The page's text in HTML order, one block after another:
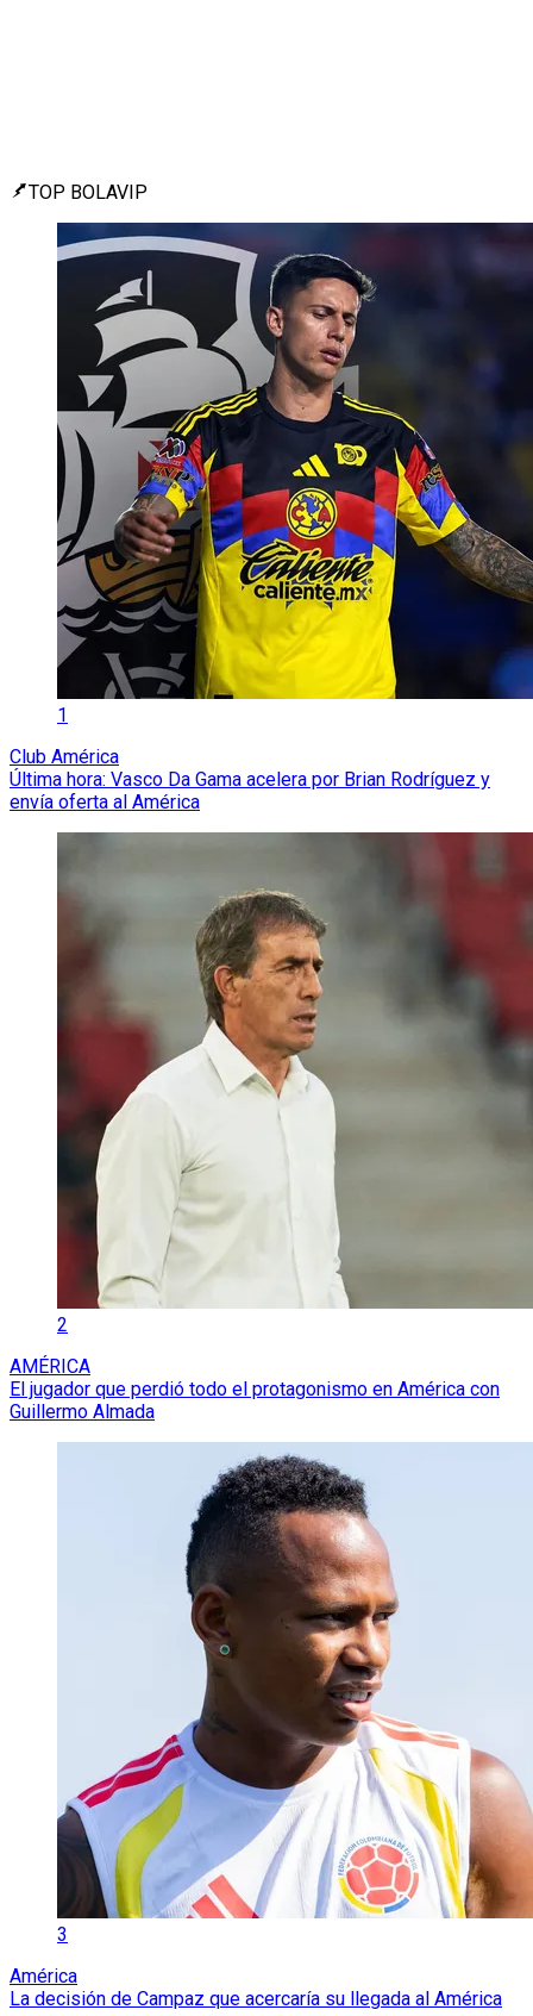
TOP BOLAVIP
1
Club América
Última hora: Vasco Da Gama acelera por Brian Rodríguez y
envía oferta al América
2
AMÉRICA
El jugador que perdió todo el protagonismo en América con
Guillermo Almada
3
América
La decisión de Campaz que acercaría su llegada al América